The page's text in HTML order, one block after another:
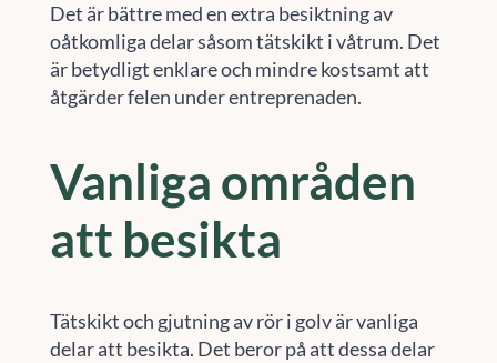
Det är bättre med en extra besiktning av
oåtkomliga delar såsom tätskikt i våtrum. Det
är betydligt enklare och mindre kostsamt att
åtgärder felen under entreprenaden.
Vanliga områden
att besikta
Tätskikt och gjutning av rör i golv är vanliga
delar att besikta. Det beror på att dessa delar